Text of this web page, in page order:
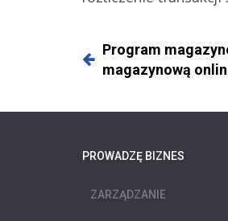
Program
magazynową
PROWADZĘ BIZNES
ZARZĄDZANIE